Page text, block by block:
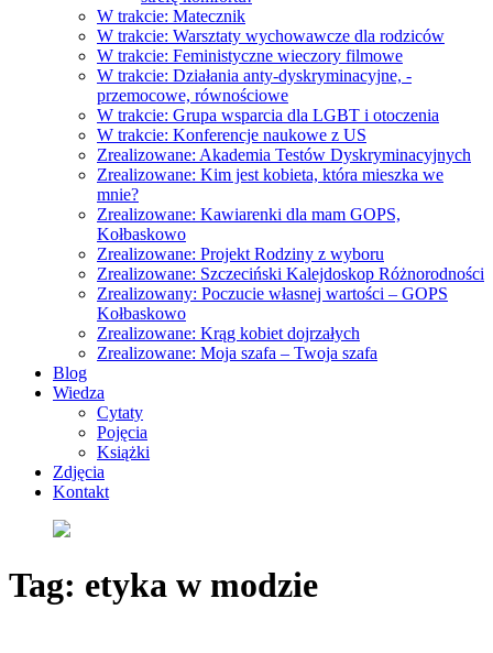
W trakcie: Matecznik
W trakcie: Warsztaty wychowawcze dla rodziców
W trakcie: Feministyczne wieczory filmowe
W trakcie: Działania anty-dyskryminacyjne, -
przemocowe, równościowe
W trakcie: Grupa wsparcia dla LGBT i otoczenia
W trakcie: Konferencje naukowe z US
Zrealizowane: Akademia Testów Dyskryminacyjnych
Zrealizowane: Kim jest kobieta, która mieszka we
mnie?
Zrealizowane: Kawiarenki dla mam GOPS,
Kołbaskowo
Zrealizowane: Projekt Rodziny z wyboru
Zrealizowane: Szczeciński Kalejdoskop Różnorodności
Zrealizowany: Poczucie własnej wartości – GOPS
Kołbaskowo
Zrealizowane: Krąg kobiet dojrzałych
Zrealizowane: Moja szafa – Twoja szafa
Blog
Wiedza
Cytaty
Pojęcia
Książki
Zdjęcia
Kontakt
Tag: etyka w modzie